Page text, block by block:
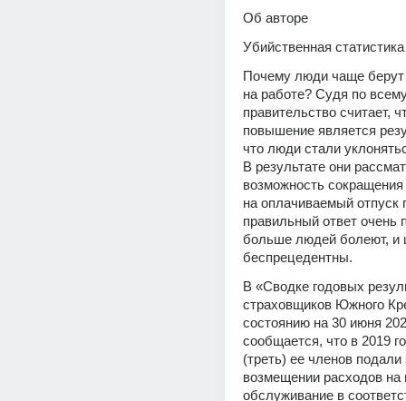
Об авторе
Убийственная
Почему люди чаще
на работе? Судя по
правительство считает,
повышение является
что люди стали
В результате они
возможность
на оплачиваемый отпуск
правильный ответ очень
больше людей болеют,
беспрецедентны.
В «Сводке годовых
страховщиков Южного
состоянию на 30 июня
сообщается, что в 2019
(треть) ее членов подали
возмещении расходов на
обслуживание в